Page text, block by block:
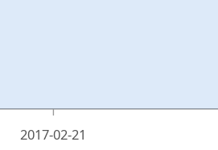
2017-02-21